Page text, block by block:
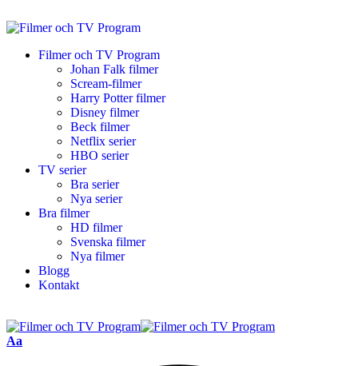
Filmer och TV Program
Johan Falk filmer
Scream-filmer
Harry Potter filmer
Disney filmer
Beck filmer
Netflix serier
HBO serier
TV serier
Bra serier
Nya serier
Bra filmer
HD filmer
Svenska filmer
Nya filmer
Blogg
Kontakt
Aa